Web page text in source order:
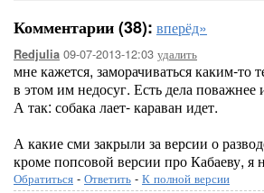
Комментарии (38): вперёд»
Redjulia 09-07-2013-12:03 удалить
мне кажется, заморачиваться каким-то
в этом им недосуг. Есть дела поважнее
А так: собака лает- караван идет.
А какие сми закрыли за версии о
кроме попсовой версии про Кабаеву, я
Обратиться - Ответить - К полной версии